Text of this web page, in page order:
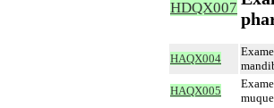
HDQX007
HAQX004
HAQX005